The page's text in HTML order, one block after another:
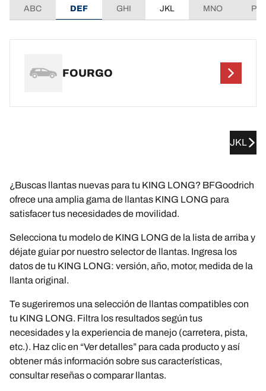
ABC DEF GHI JKL MNO
FOURGO
JKL
¿Buscas llantas nuevas para tu KING LONG? BFGoodrich
ofrece una amplia gama de llantas KING LONG para
satisfacer tus necesidades de movilidad.
Selecciona tu modelo de KING LONG de la lista de arriba y
déjate guiar por nuestro selector de llantas. Ingresa los
datos de tu KING LONG: versión, año, motor, medida de la
llanta original.
Te sugeriremos una selección de llantas compatibles con
tu KING LONG. Filtra los resultados según tus
necesidades y la experiencia de manejo (carretera, pista,
etc.). Haz clic en “Ver detalles” para cada producto y así
obtener más información sobre sus características,
consultar reseñas o comparar llantas.